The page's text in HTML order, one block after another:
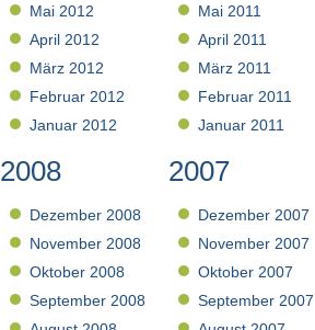
Mai 2012
April 2012
März 2012
Februar 2012
Januar 2012
Mai 2011
April 2011
März 2011
Februar 2011
Januar 2011
2008
Dezember 2008
November 2008
Oktober 2008
September 2008
2007
Dezember 2007
November 2007
Oktober 2007
September 2007